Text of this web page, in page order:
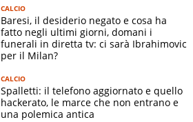
CALCIO
Baresi, il desiderio negato e cosa ha
fatto negli ultimi giorni, domani i
funerali in diretta tv: ci sarà Ibrahimovic
per il Milan?
CALCIO
Spalletti: il telefono aggiornato e quello
hackerato, le marce che non entrano e
una polemica antica